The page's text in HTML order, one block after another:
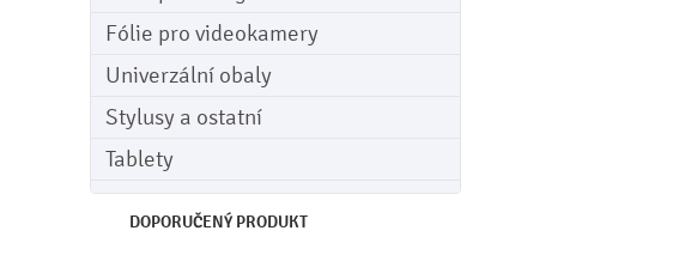
Fólie pro videokamery
Univerzální obaly
Stylusy a ostatní
Tablety
DOPORUČENÝ PRODUKT